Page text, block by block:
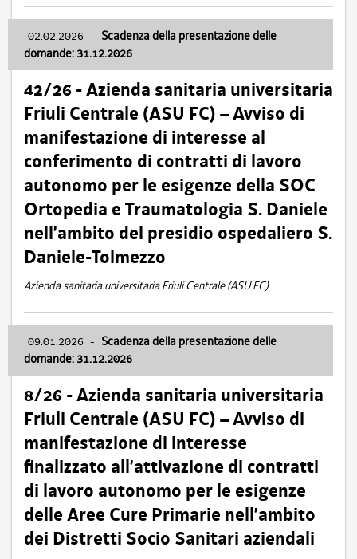
02.02.2026 - Scadenza della presentazione delle
domande: 31.12.2026
42/26 - Azienda sanitaria universitaria
Friuli Centrale (ASU FC) – Avviso di
manifestazione di interesse al
conferimento di contratti di lavoro
autonomo per le esigenze della SOC
Ortopedia e Traumatologia S. Daniele
nell’ambito del presidio ospedaliero S.
Daniele-Tolmezzo
Azienda sanitaria universitaria Friuli Centrale (ASU FC)
09.01.2026 - Scadenza della presentazione delle
domande: 31.12.2026
8/26 - Azienda sanitaria universitaria
Friuli Centrale (ASU FC) – Avviso di
manifestazione di interesse
finalizzato all’attivazione di contratti
di lavoro autonomo per le esigenze
delle Aree Cure Primarie nell’ambito
dei Distretti Socio Sanitari aziendali